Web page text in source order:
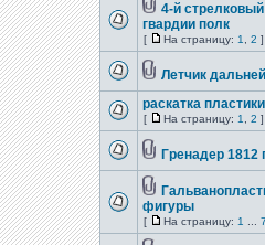
4-й
гвардии полк
[ На страницу: 1 2 ]
Летчик
раскатка пластики
[ На страницу: 1 2 ]
Гренадер 1812
фигуры
[ На страницу: 1 7